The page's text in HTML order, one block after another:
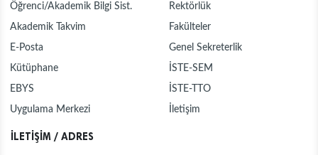
Öğrenci/Akademik Bilgi Sist.
Akademik Takvim
E-Posta
Kütüphane
EBYS
Uygulama Merkezi
Rektörlük
Fakülteler
Genel Sekreterlik
İSTE-SEM
İSTE-TTO
İletişim
İLETİŞİM / ADRES